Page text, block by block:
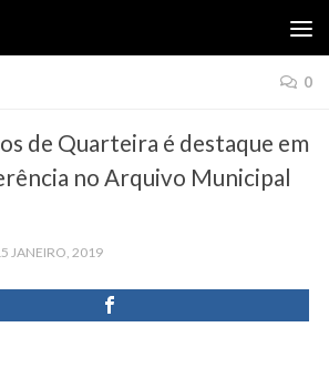
0
de Quarteira é destaque em
no Arquivo Municipal
JANEIRO, 2019